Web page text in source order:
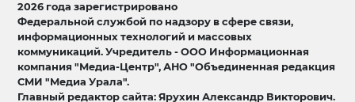
2026 года зарегистрировано
Федеральной службой по надзору в сфере связи,
информационных технологий и массовых
коммуникаций. Учредитель - ООО Информационная
компания "Медиа-Центр", АНО "Объединенная редакция
СМИ "Медиа Урала".
Главный редактор сайта: Ярухин Александр Викторович.